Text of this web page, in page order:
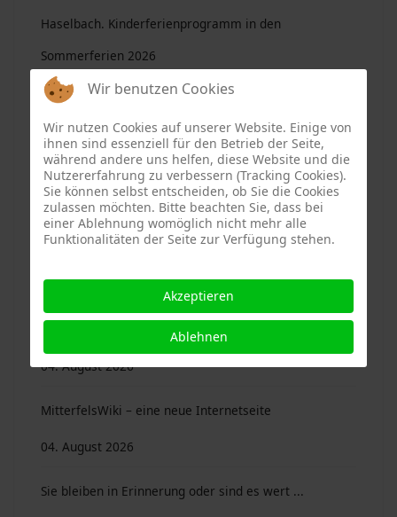
Haselbach. Kinderferienprogramm in den
Sommerferien 2026
04. August 2026
Ascha. Kinderferienprogramm in den Sommerferien
2026
04. August 2026
Mitterfels. Rollendes Vergnügen im Burgmuseum
04. August 2026
Mitterfels. Ein Ort, an dem Kinder sich wohlfühlen
04. August 2026
MitterfelsWiki – eine neue Internetseite
04. August 2026
Sie bleiben in Erinnerung oder sind es wert ...
Wir benutzen Cookies
Wir nutzen Cookies auf unserer Website. Einige von
ihnen sind essenziell für den Betrieb der Seite,
während andere uns helfen, diese Website und die
Nutzererfahrung zu verbessern (Tracking Cookies).
Sie können selbst entscheiden, ob Sie die Cookies
zulassen möchten. Bitte beachten Sie, dass bei
einer Ablehnung womöglich nicht mehr alle
Funktionalitäten der Seite zur Verfügung stehen.
Akzeptieren
Ablehnen